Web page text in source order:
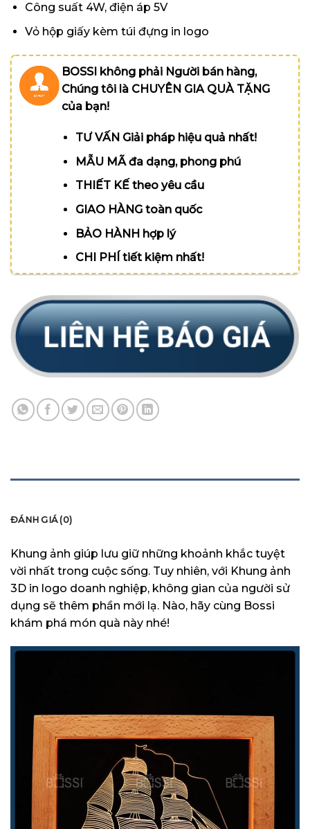
Công suất 4W, điện áp 5V
Vỏ hộp giấy kèm túi đựng in logo
BOSSI không phải Người bán hàng,
Chúng tôi là CHUYÊN GIA QUÀ TẶNG
của bạn!
TƯ VẤN Giải pháp hiệu quả nhất!
MẪU MÃ đa dạng, phong phú
THIẾT KẾ theo yêu cầu
GIAO HÀNG toàn quốc
BẢO HÀNH hợp lý
CHI PHÍ tiết kiệm nhất!
ĐÁNH GIÁ (0)
Khung ảnh giúp lưu giữ những khoảnh khắc tuyệt
vời nhất trong cuộc sống. Tuy nhiên, với Khung ảnh
3D in logo doanh nghiệp, không gian của người sử
dụng sẽ thêm phần mới lạ. Nào, hãy cùng Bossi
khám phá món quà này nhé!